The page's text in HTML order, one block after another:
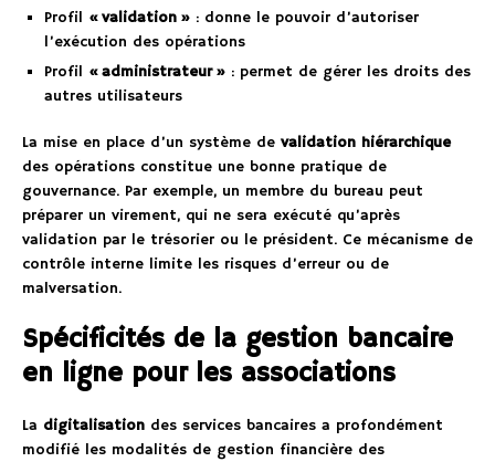
Profil « validation » : donne le pouvoir d’autoriser
l’exécution des opérations
Profil « administrateur » : permet de gérer les droits des
autres utilisateurs
La mise en place d’un système de validation hiérarchique
des opérations constitue une bonne pratique de
gouvernance. Par exemple, un membre du bureau peut
préparer un virement, qui ne sera exécuté qu’après
validation par le trésorier ou le président. Ce mécanisme de
contrôle interne limite les risques d’erreur ou de
malversation.
Spécificités de la gestion bancaire
en ligne pour les associations
La digitalisation des services bancaires a profondément
modifié les modalités de gestion financière des